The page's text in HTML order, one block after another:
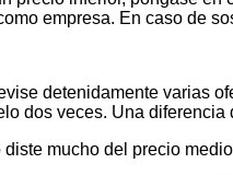
empresa. En caso de
detenidamente varias
dos veces. Una
mucho del precio